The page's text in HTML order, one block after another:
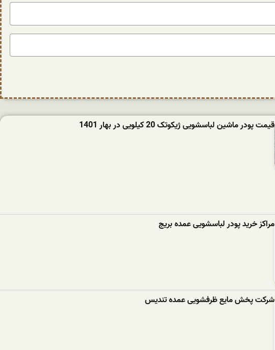
قیمت پودر ماشین لباسشویی ژیکوتک 20 کیلویی در بهار 1401
مراکز خرید پودر لباسشویی عمده بریج
شرکت پخش مایع ظرفشویی عمده تندیس